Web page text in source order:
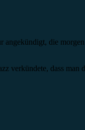
angekündigt, die
verkündete, dass man